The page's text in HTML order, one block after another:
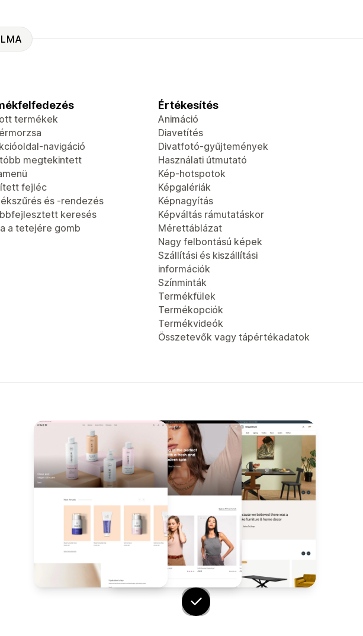
termékek
navigáció
megtekintett
fejléc
és -rendezés
keresés
a tetejére gomb
Értékesítés
Animáció
Diavetítés
Divatfotó-gyűjtemények
Használati útmutató
Kép-hotspotok
Képgalériák
Képnagyítás
Képváltás rámutatáskor
Mérettáblázat
Nagy felbontású képek
Szállítási és kiszállítási
információk
Színminták
Termékfülek
Termékopciók
Termékvideók
Összetevők vagy tápértékadatok